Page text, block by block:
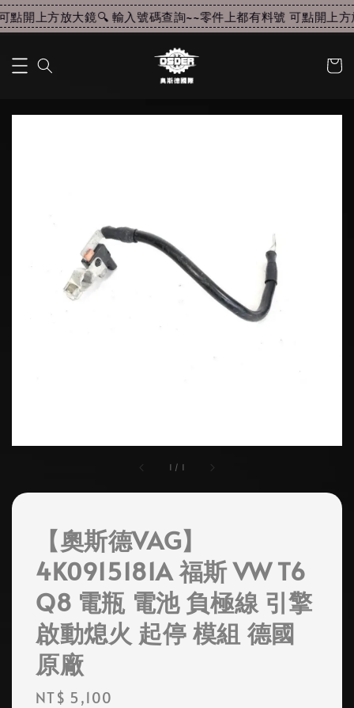
點開上方放大鏡🔍 輸入號碼查詢~~零件上都有料號 可點開上方
1 / 1
【奧斯德VAG】
4K0915181A 福斯 VW T6
Q8 電瓶 電池 負極線 引擎
啟動熄火 起停 模組 德國
原廠
Regular
NT$ 5,100